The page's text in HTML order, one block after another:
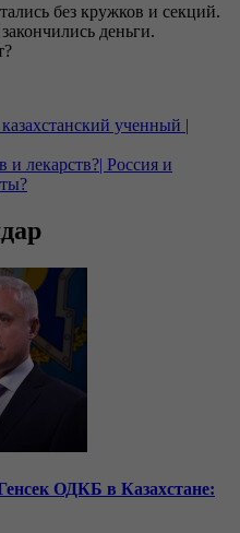
без кружков и секций.
деньги.
ученный |
и лекарств?| Россия и
ОДКБ в Казахстане: